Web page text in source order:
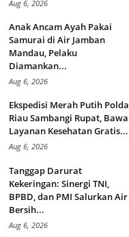
Aug 6, 2026
Anak Ancam Ayah Pakai
Samurai di Air Jamban
Mandau, Pelaku
Diamankan...
Aug 6, 2026
Ekspedisi Merah Putih Polda
Riau Sambangi Rupat, Bawa
Layanan Kesehatan Gratis...
Aug 6, 2026
Tanggap Darurat
Kekeringan: Sinergi TNI,
BPBD, dan PMI Salurkan Air
Bersih...
Aug 6, 2026